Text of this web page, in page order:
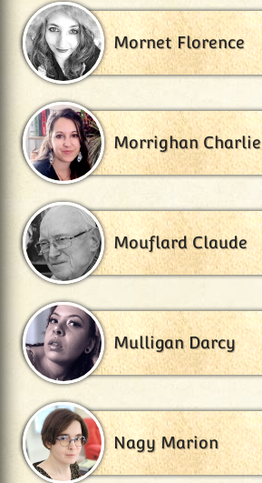
Mornet Florence
Morrighan Charlie
Mouflard Claude
Mulligan Darcy
Nagy Marion